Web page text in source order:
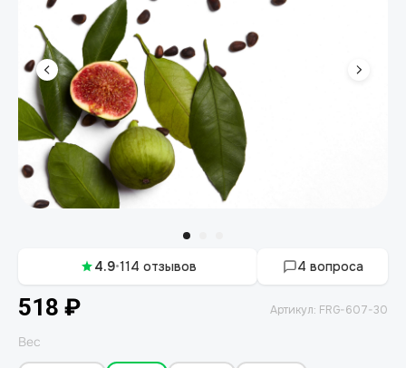
4.9•114 отзывов 4 вопроса
518 ₽ Артикул: FRG-607-30
Вес